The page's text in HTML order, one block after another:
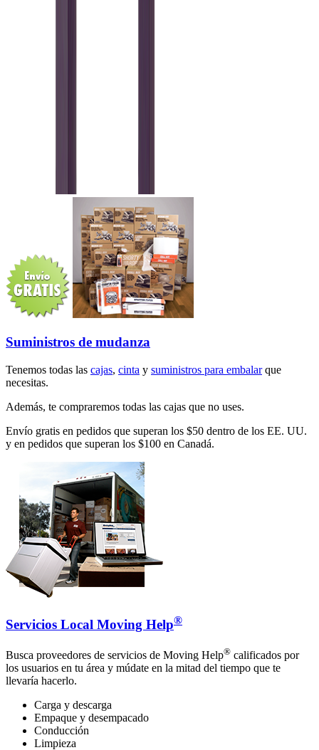
Suministros de mudanza
Tenemos todas las cajas, cinta y suministros para embalarque
necesitas.
Además, te compraremos todas las cajas que no uses.
Envío gratis en pedidos que superan los $50 dentro de los EE. UU.
y en pedidos que superan los $100 en Canadá.
Servicios Local Moving Help®
Busca proveedores de servicios de Moving Help® calificados por
los usuarios en tu área y múdate en la mitad del tiempo que te
llevaría hacerlo.
Carga y descarga
Empaque y desempacado
Conducción
Limpieza